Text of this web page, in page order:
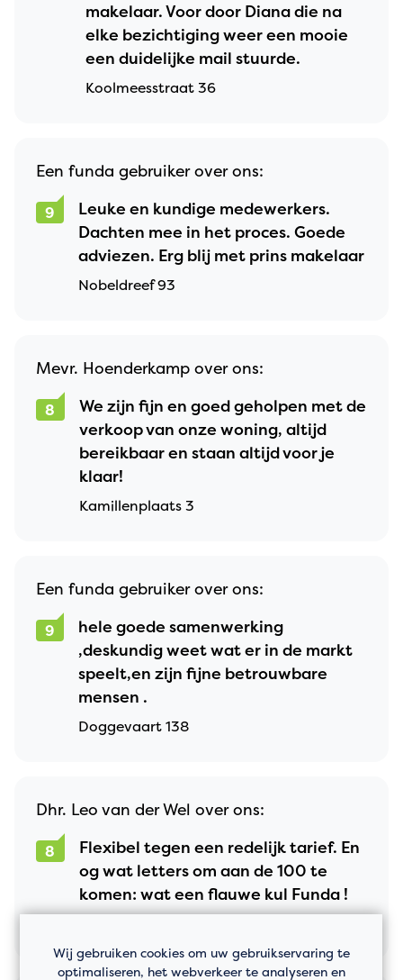
makelaar. Voor door Diana die na
elke bezichtiging weer een mooie
een duidelijke mail stuurde.
Koolmeesstraat 36
Een funda gebruiker over ons:
9
Leuke en kundige medewerkers.
Dachten mee in het proces. Goede
adviezen. Erg blij met prins makelaar
Nobeldreef 93
Mevr. Hoenderkamp over ons:
8
We zijn fijn en goed geholpen met de
verkoop van onze woning, altijd
bereikbaar en staan altijd voor je
klaar!
Kamillenplaats 3
Een funda gebruiker over ons:
9
hele goede samenwerking
,deskundig weet wat er in de markt
speelt,en zijn fijne betrouwbare
mensen .
Doggevaart 138
Dhr. Leo van der Wel over ons:
8
Flexibel tegen een redelijk tarief. En
og wat letters om aan de 100 te
komen: wat een flauwe kul Funda !
Wij gebruiken cookies om uw gebruikservaring te
optimaliseren, het webverkeer te analyseren en